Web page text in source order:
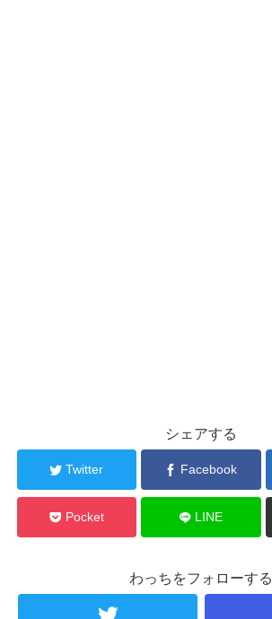
シェアする
Twitter Facebook
Pocket LINE
わっちをフォローする